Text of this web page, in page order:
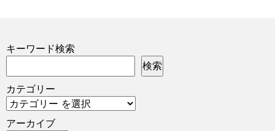
キーワード検索
検索
カテゴリー
アーカイブ